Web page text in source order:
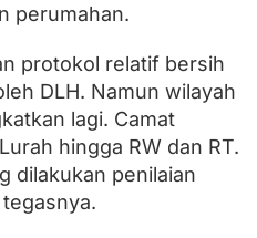
perumahan.
protokol relatif bersih
DLH. Namun wilayah
lagi. Camat
hingga RW dan RT.
dilakukan penilaian
tegasnya.